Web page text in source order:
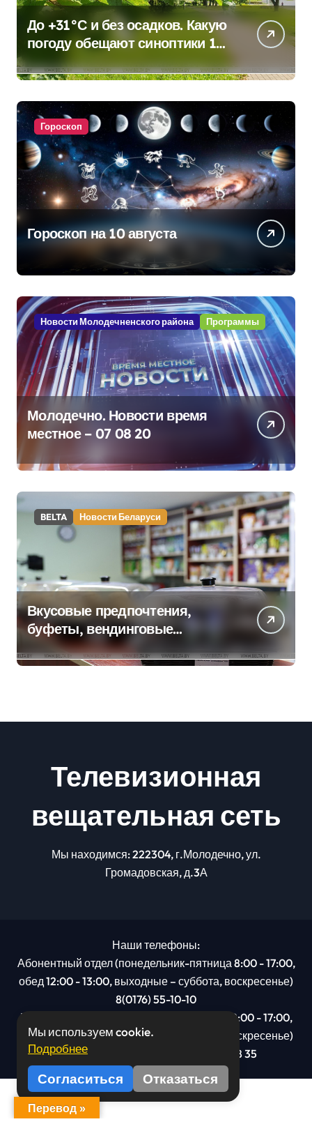
До +31°С и без осадков. Какую
погоду обещают синоптики 10
августа
Гороскоп
Гороскоп на 10 августа
Новости Молодечненского района Программы
Молодечно. Новости время
местное – 07 08 20
BELTA Новости Беларуси
Вкусовые предпочтения,
буфеты, вендинговые
аппараты. Минобразования об
изменениях в школьном
Телевизионная
вещательная сеть
Мы находимся: 222304, г.Молодечно, ул.
Громадовская, д.3А
Наши телефоны:
Абонентный отдел (понедельник-пятница 8:00 - 17:00,
обед 12:00 - 13:00, выходные – суббота, воскресенье)
8(0176) 55-10-10
Рекламный отдел (понедельник-пятница 8:00 - 17:00,
обед 12:00 - 13:00, выходные – суббота, воскресенье)
8(0176): 54 95 80, МТС +375 29 201 78 35
Мы используем cookie.
Подробнее
Согласиться Отказаться
Перевод »